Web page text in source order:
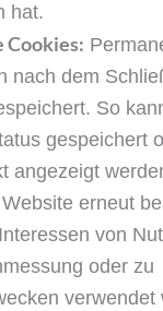
hat.
Cookies:
nach dem
So
gespeichert
angezeigt
erneut
von
oder zu
verwendet